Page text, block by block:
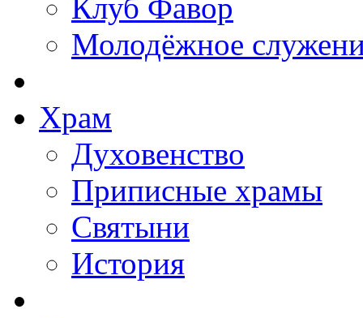
Клуб Фавор
Молодёжное
Храм
Духовенство
Приписные храмы
Святыни
История